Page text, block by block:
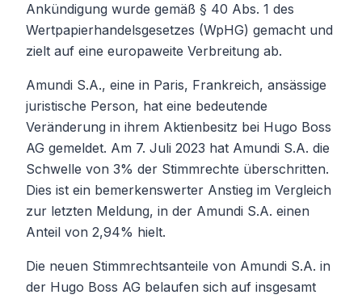
Ankündigung wurde gemäß § 40 Abs. 1 des
Wertpapierhandelsgesetzes (WpHG) gemacht und
zielt auf eine europaweite Verbreitung ab.
Amundi S.A., eine in Paris, Frankreich, ansässige
juristische Person, hat eine bedeutende
Veränderung in ihrem Aktienbesitz bei Hugo Boss
AG gemeldet. Am 7. Juli 2023 hat Amundi S.A. die
Schwelle von 3% der Stimmrechte überschritten.
Dies ist ein bemerkenswerter Anstieg im Vergleich
zur letzten Meldung, in der Amundi S.A. einen
Anteil von 2,94% hielt.
Die neuen Stimmrechtsanteile von Amundi S.A. in
der Hugo Boss AG belaufen sich auf insgesamt